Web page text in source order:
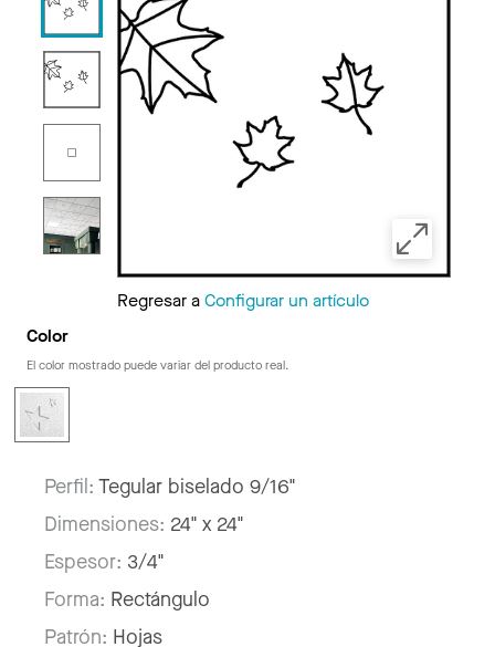
Regresar aConfigurar un artículo
Color
El color mostrado puede variar del producto real.
Perfil: Tegular biselado 9/16"
Dimensiones: 24" x 24"
Espesor: 3/4"
Forma: Rectángulo
Patrón: Hojas